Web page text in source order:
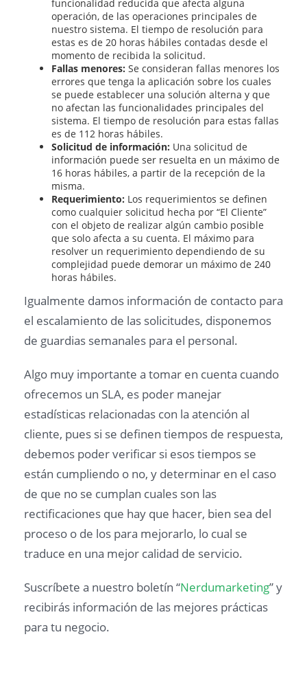
funcionalidad reducida que afecta alguna
operación, de las operaciones principales de
nuestro sistema. El tiempo de resolución para
estas es de 20 horas hábiles contadas desde el
momento de recibida la solicitud.
Fallas menores: Se consideran fallas menores los
errores que tenga la aplicación sobre los cuales
se puede establecer una solución alterna y que
no afectan las funcionalidades principales del
sistema. El tiempo de resolución para estas fallas
es de 112 horas hábiles.
Solicitud de información: Una solicitud de
información puede ser resuelta en un máximo de
16 horas hábiles, a partir de la recepción de la
misma.
Requerimiento: Los requerimientos se definen
como cualquier solicitud hecha por “El Cliente”
con el objeto de realizar algún cambio posible
que solo afecta a su cuenta. El máximo para
resolver un requerimiento dependiendo de su
complejidad puede demorar un máximo de 240
horas hábiles.
Igualmente damos información de contacto para
el escalamiento de las solicitudes, disponemos
de guardias semanales para el personal.
Algo muy importante a tomar en cuenta cuando
ofrecemos un SLA, es poder manejar
estadísticas relacionadas con la atención al
cliente, pues si se definen tiempos de respuesta,
debemos poder verificar si esos tiempos se
están cumpliendo o no, y determinar en el caso
de que no se cumplan cuales son las
rectificaciones que hay que hacer, bien sea del
proceso o de los para mejorarlo, lo cual se
traduce en una mejor calidad de servicio.
Suscríbete a nuestro boletín “Nerdumarketing” y
recibirás información de las mejores prácticas
para tu negocio.